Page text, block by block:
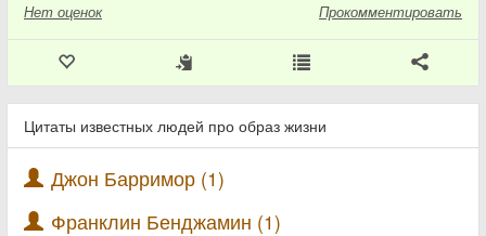
Нет оценок Прокомментировать
Цитаты известных людей про образ жизни
Джон Барримор (1)
Франклин Бенджамин (1)